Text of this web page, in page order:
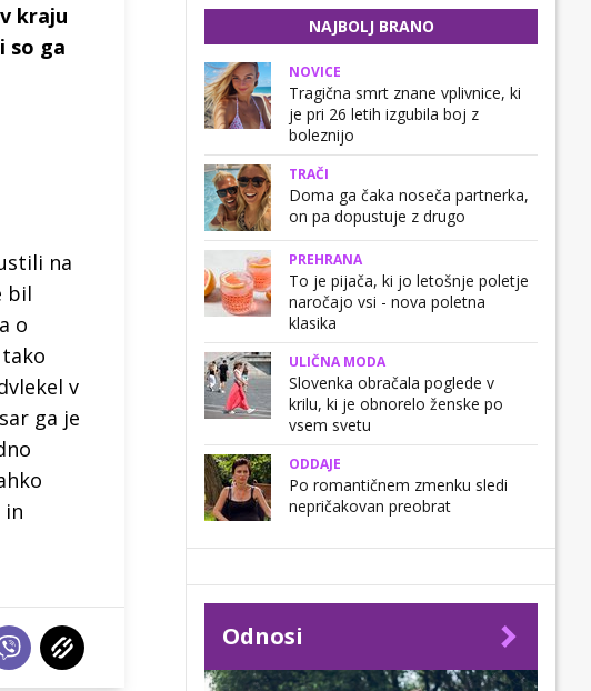
kraju
so ga
na
bil
o
v
ga je
in
NAJBOLJ BRANO
NOVICE
Tragična smrt znane vplivnice, ki
je pri 26 letih izgubila boj z
boleznijo
TRAČI
Doma ga čaka noseča partnerka,
on pa dopustuje z drugo
PREHRANA
To je pijača, ki jo letošnje poletje
naročajo vsi - nova poletna
klasika
ULIČNA MODA
Slovenka obračala poglede v
krilu, ki je obnorelo ženske po
vsem svetu
ODDAJE
Po romantičnem zmenku sledi
nepričakovan preobrat
Odnosi